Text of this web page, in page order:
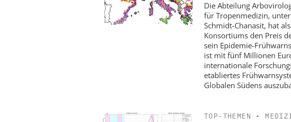
Die Abteilung
für Tropenmedizin,
Schmidt-Chanasit, hat
Konsortiums den Preis
sein Epidemie-
ist mit fünf Millionen
internationale
etabliertes
Globalen Südens
TOP-THEMEN •